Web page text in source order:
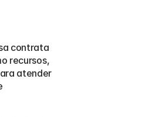
contrata
recursos,
atender